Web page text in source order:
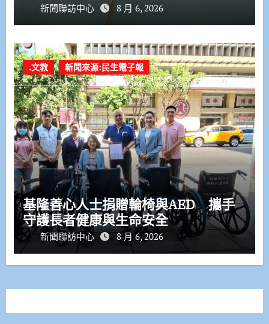
新聞聯訪中心 8 月 6, 2026
.文教 新聞來源:民生電子報
基隆善心人士捐贈輪椅與AED 攜手
守護長者健康與生命安全
新聞聯訪中心 8 月 6, 2026